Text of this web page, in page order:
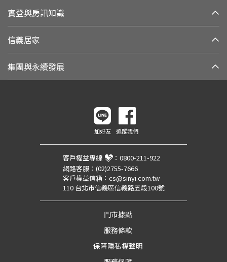
實登與房訊知識
信義居家
集團與永續發展
加好友 追蹤我們
客戶權益專線 ： 0800-211-922
網路客服： (02)2755-7666
客戶權益信箱： cs@sinyi.com.tw
110 台北市信義區信義路五段100號
門市據點
服務條款
保障隱私權聲明